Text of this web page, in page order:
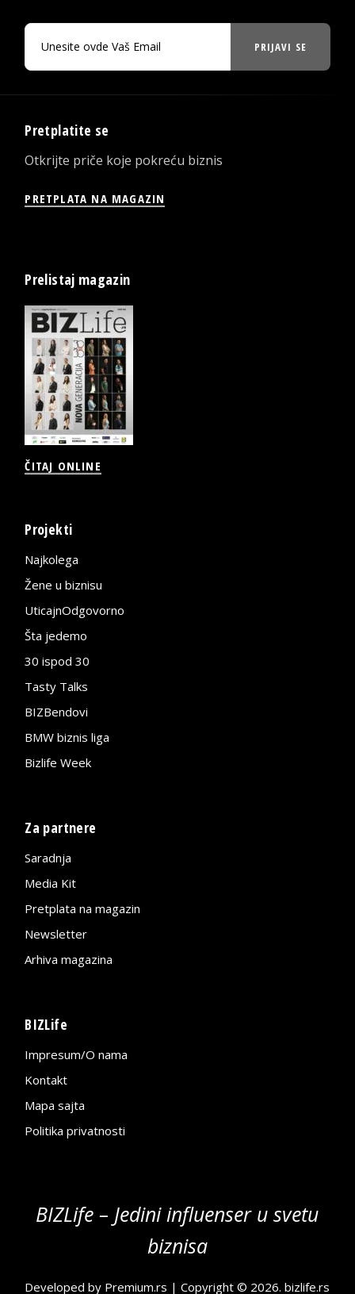
PRIJAVI SE
Pretplatite se
Otkrijte priče koje pokreću biznis
PRETPLATA NA MAGAZIN
Prelistaj magazin
ČITAJ ONLINE
Projekti
Najkolega
Žene u biznisu
UticajnOdgovorno
Šta jedemo
30 ispod 30
Tasty Talks
BIZBendovi
BMW biznis liga
Bizlife Week
Za partnere
Saradnja
Media Kit
Pretplata na magazin
Newsletter
Arhiva magazina
BIZLife
Impresum/O nama
Kontakt
Mapa sajta
Politika privatnosti
BIZLife – Jedini influenser u svetu
biznisa
Developed by Premium.rs | Copyright © 2026.bizlife.rs